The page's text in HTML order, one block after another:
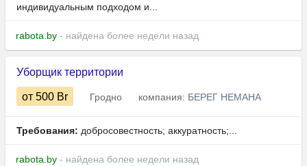
индивидуальным подходом и...
rabota.by - найдена более недели назад
Уборщик территории
от 500 Br Гродно компания: БЕРЕГ НЕМАНА
Требования: добросовестность; аккуратность;...
rabota.by - найдена более недели назад